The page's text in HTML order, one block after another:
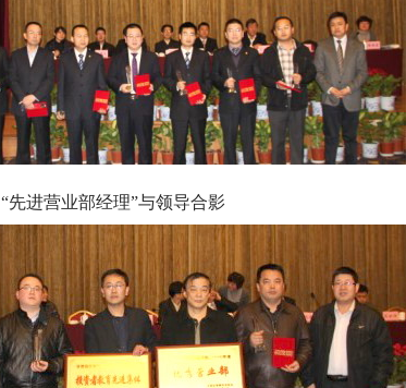
“先进营业部经理”与领导合影